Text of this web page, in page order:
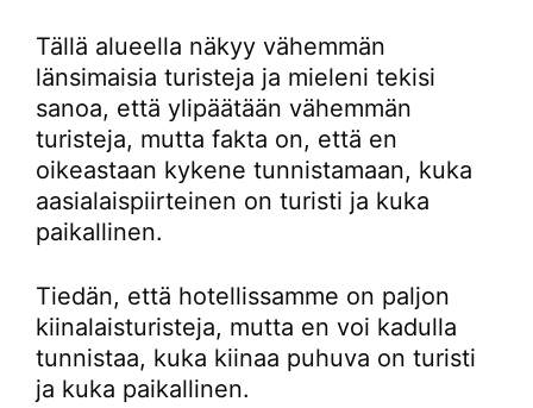
Tällä alueella näkyy vähemmän
länsimaisia turisteja ja mieleni tekisi
sanoa, että ylipäätään vähemmän
turisteja, mutta fakta on, että en
oikeastaan kykene tunnistamaan, kuka
aasialaispiirteinen on turisti ja kuka
paikallinen.
Tiedän, että hotellissamme on paljon
kiinalaisturisteja, mutta en voi kadulla
tunnistaa, kuka kiinaa puhuva on turisti
ja kuka paikallinen.